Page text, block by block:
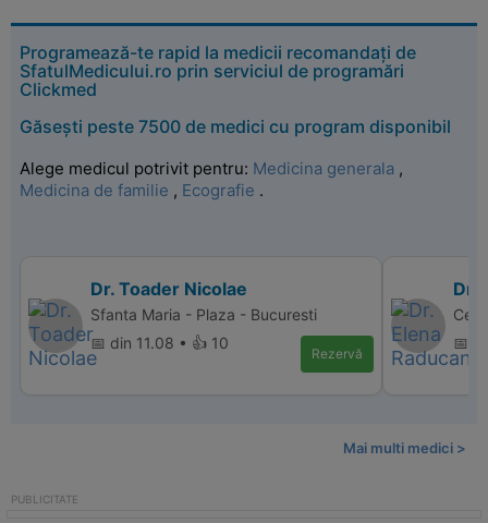
Programează-te rapid la medicii recomandați de
SfatulMedicului.ro prin serviciul de programări
Clickmed
Găsești peste 7500 de medici cu program disponibil
Alege medicul potrivit pentru: Medicina generala ,
Medicina de familie , Ecografie .
Dr. Toader Nicolae
Sfanta Maria - Plaza - Bucuresti
📅 din 11.08 • 👍 10
Rezervă
Dr.
📅
Mai multi medici >